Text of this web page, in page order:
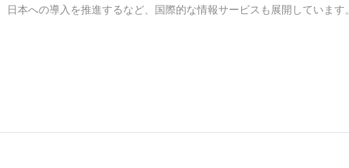
本への導入を推進するなど、国際的な情報サービスも展開しています。